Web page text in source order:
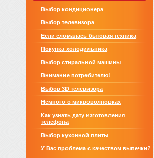
Выбор кондиционера
Выбор телевизора
Если сломалась бытовая техника
Покупка холодильника
Выбор стиральной машины
Внимание потребителю!
Выбор 3D телевизора
Немного о микроволновках
Как узнать дату изготовления
телефона
Выбор кухонной плиты
У Вас проблема с качеством выпечки?